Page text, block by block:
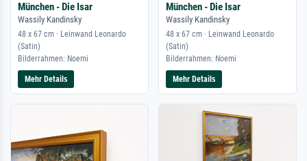
München - Die Isar
Wassily Kandinsky
48 x 67 cm · Leinwand Leonardo
(Satin)
Bilderrahmen: Noemi
Mehr Details
München - Die Isar
Wassily Kandinsky
48 x 67 cm · Leinwand Leonardo
(Satin)
Bilderrahmen: Noemi
Mehr Details